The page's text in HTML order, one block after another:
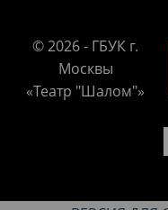
© 2026 - ГБУК г.
Москвы
«Театр "Шалом"»